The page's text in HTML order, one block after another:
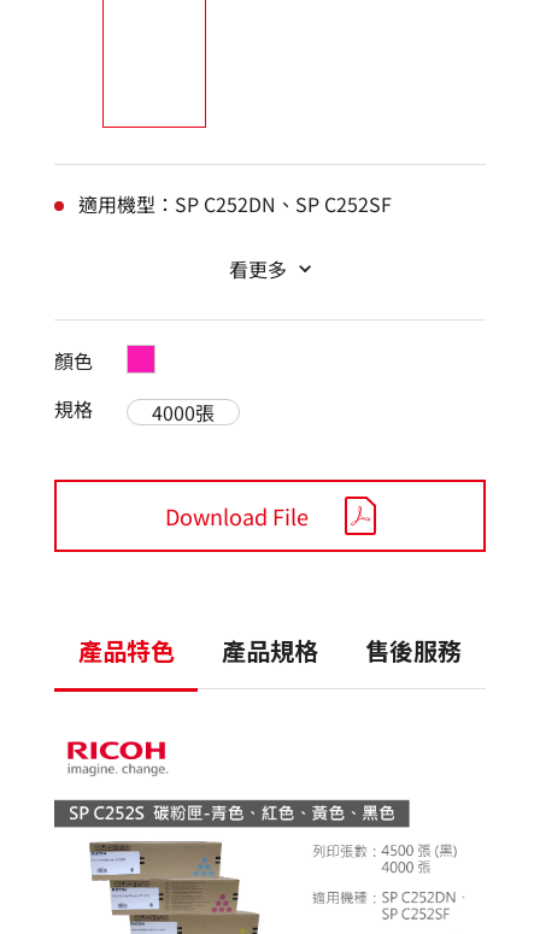
適用機型：SP C252DN、SP C252SF
看更多
顏色
規格
4000張
Download File
產品特色 產品規格 售後服務